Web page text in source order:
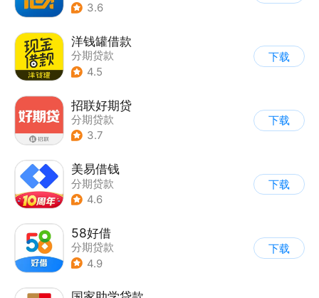
3.6
洋钱罐借款
分期贷款
4.5
下载
招联好期贷
分期贷款
3.7
下载
美易借钱
分期贷款
4.6
下载
58好借
分期贷款
4.9
下载